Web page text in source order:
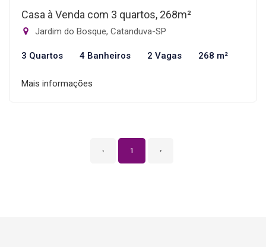
Casa à Venda com 3 quartos, 268m²
Jardim do Bosque, Catanduva-SP
3 Quartos 4 Banheiros 2 Vagas 268 m²
Mais informações
‹ 1 ›